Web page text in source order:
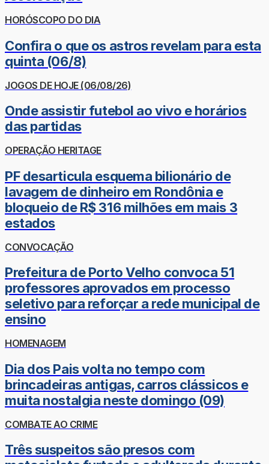
HORÓSCOPO DO DIA
Confira o que os astros revelam para esta
quinta (06/8)
JOGOS DE HOJE (06/08/26)
Onde assistir futebol ao vivo e horários
das partidas
OPERAÇÃO HERITAGE
PF desarticula esquema bilionário de
lavagem de dinheiro em Rondônia e
bloqueio de R$ 316 milhões em mais 3
estados
CONVOCAÇÃO
Prefeitura de Porto Velho convoca 51
professores aprovados em processo
seletivo para reforçar a rede municipal de
ensino
HOMENAGEM
Dia dos Pais volta no tempo com
brincadeiras antigas, carros clássicos e
muita nostalgia neste domingo (09)
COMBATE AO CRIME
Três suspeitos são presos com